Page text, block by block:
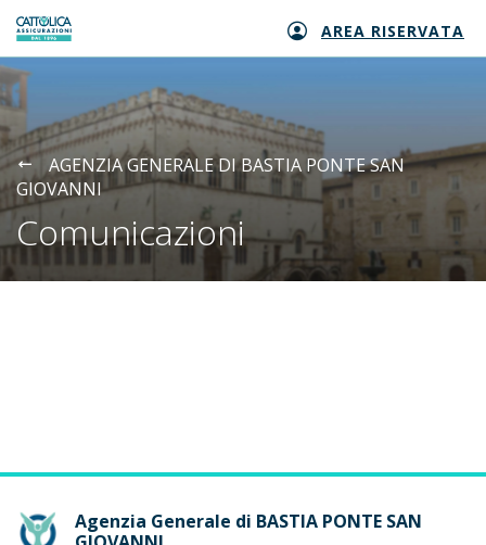
Generali logo AREA RISERVATA
AGENZIA GENERALE DI BASTIA PONTE SAN
GIOVANNI
Comunicazioni
Agenzia Generale di BASTIA PONTE SAN